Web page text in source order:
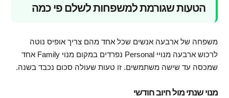
הטעות שגורמת למשפחות לשלם פי כמה
משפחה של ארבעה אנשים שכל אחד מהם צריך אופיס נוטה
לרכוש ארבעה מנויי Personal נפרדים במקום מנוי Family אחד
שמכסה עד שישה משתמשים. זו טעות שעולה סכום נכבד בשנה.
מנוי שנתי מול חיוב חודשי